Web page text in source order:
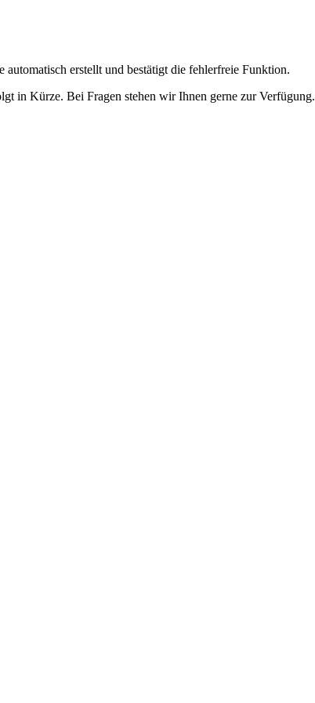
erstellt und bestätigt die fehlerfreie Funktion.
in Kürze. Bei Fragen stehen wir Ihnen gerne zur Verfügung.